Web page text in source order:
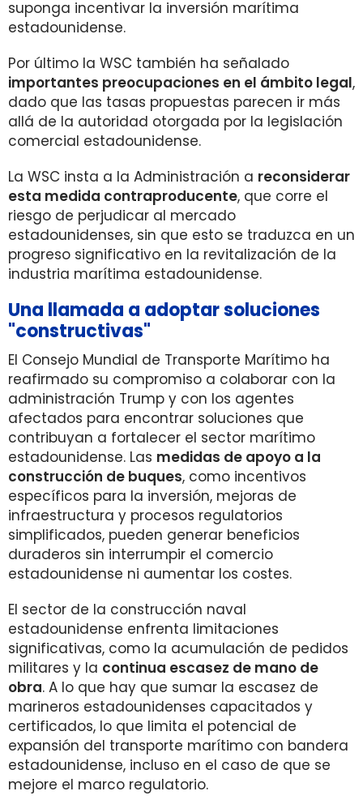
suponga incentivar la inversión marítima
estadounidense.
Por último la WSC también ha señalado
importantes preocupaciones en el ámbito legal,
dado que las tasas propuestas parecen ir más
allá de la autoridad otorgada por la legislación
comercial estadounidense.
La WSC insta a la Administración a reconsiderar
esta medida contraproducente, que corre el
riesgo de perjudicar al mercado
estadounidenses, sin que esto se traduzca en un
progreso significativo en la revitalización de la
industria marítima estadounidense.
Una llamada a adoptar soluciones
"constructivas"
El Consejo Mundial de Transporte Marítimo ha
reafirmado su compromiso a colaborar con la
administración Trump y con los agentes
afectados para encontrar soluciones que
contribuyan a fortalecer el sector marítimo
estadounidense. Las medidas de apoyo a la
construcción de buques, como incentivos
específicos para la inversión, mejoras de
infraestructura y procesos regulatorios
simplificados, pueden generar beneficios
duraderos sin interrumpir el comercio
estadounidense ni aumentar los costes.
El sector de la construcción naval
estadounidense enfrenta limitaciones
significativas, como la acumulación de pedidos
militares y la continua escasez de mano de
obra. A lo que hay que sumar la escasez de
marineros estadounidenses capacitados y
certificados, lo que limita el potencial de
expansión del transporte marítimo con bandera
estadounidense, incluso en el caso de que se
mejore el marco regulatorio.